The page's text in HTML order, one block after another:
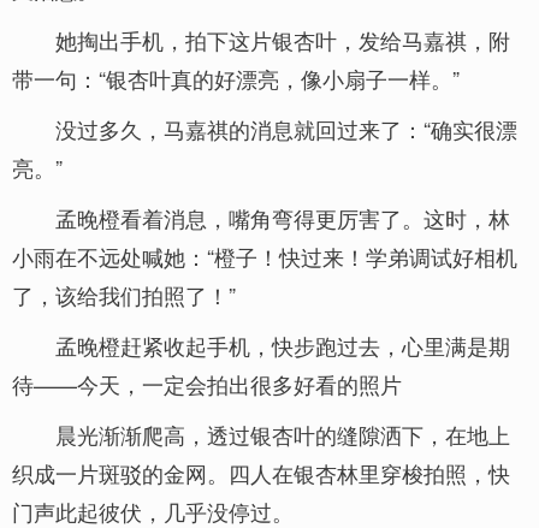
她掏出手机，拍下这片银杏叶，发给马嘉祺，附
带一句：“银杏叶真的好漂亮，像小扇子一样。”
没过多久，马嘉祺的消息就回过来了：“确实很漂
亮。”
孟晚橙看着消息，嘴角弯得更厉害了。这时，林
小雨在不远处喊她：“橙子！快过来！学弟调试好相机
了，该给我们拍照了！”
孟晚橙赶紧收起手机，快步跑过去，心里满是期
待——今天，一定会拍出很多好看的照片
晨光渐渐爬高，透过银杏叶的缝隙洒下，在地上
织成一片斑驳的金网。四人在银杏林里穿梭拍照，快
门声此起彼伏，几乎没停过。